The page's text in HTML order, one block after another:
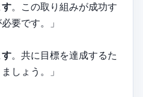
。この取り組みが成功す
要です。」
。共に目標を達成するた
しょう。」